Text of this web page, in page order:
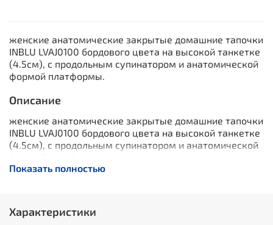
женские анатомические закрытые домашние тапочки
INBLU LVAJ0100 бордового цвета на высокой танкетке
(4.5см), с продольным супинатором и анатомической
формой платформы.
Описание
женские анатомические закрытые домашние тапочки
INBLU LVAJ0100 бордового цвета на высокой танкетке
(4.5см), с продольным супинатором и анатомической
Показать полностью
Характеристики